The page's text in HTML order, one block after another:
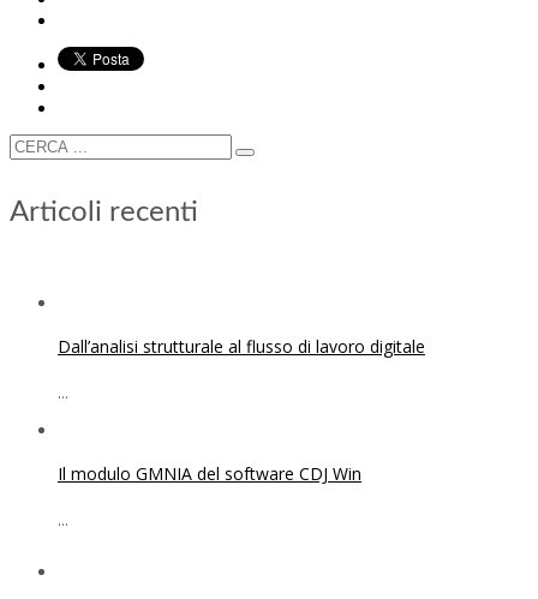
Articoli recenti
Dall’analisi strutturale al flusso di lavoro digitale
...
Il modulo GMNIA del software CDJ Win
...